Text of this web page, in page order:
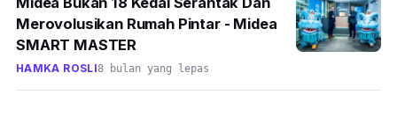
Merovolusikan Rumah Pintar - Midea
SMART MASTER
HAMKA ROSLI8 bulan yang lepas